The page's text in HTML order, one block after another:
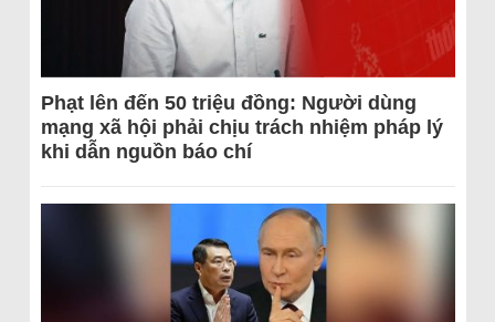
Phạt lên đến 50 triệu đồng: Người dùng
mạng xã hội phải chịu trách nhiệm pháp lý
khi dẫn nguồn báo chí